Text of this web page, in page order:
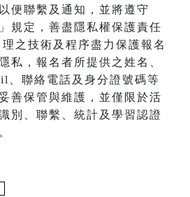
便聯繫及通知，並將遵守
規定，善盡隱私權保護責任
理之技術及程序盡力保護報名
私，報名者所提供之姓名、
、聯絡電話及身分證號碼等
善保管與維護，並僅限於活
別、聯繫、統計及 學習認證